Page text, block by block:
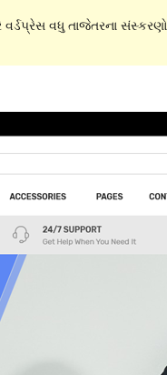
વધુ તાજેતરના સંસ્કરણો